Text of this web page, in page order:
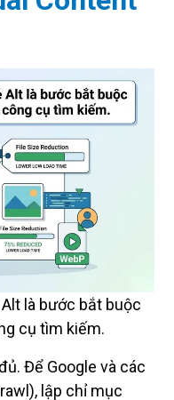
là bước bắt buộc
cụ tìm kiếm.
Để Google và các
lập chỉ mục